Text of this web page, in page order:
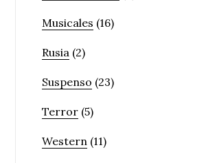
Musicales (16)
Rusia (2)
Suspenso (23)
Terror (5)
Western (11)